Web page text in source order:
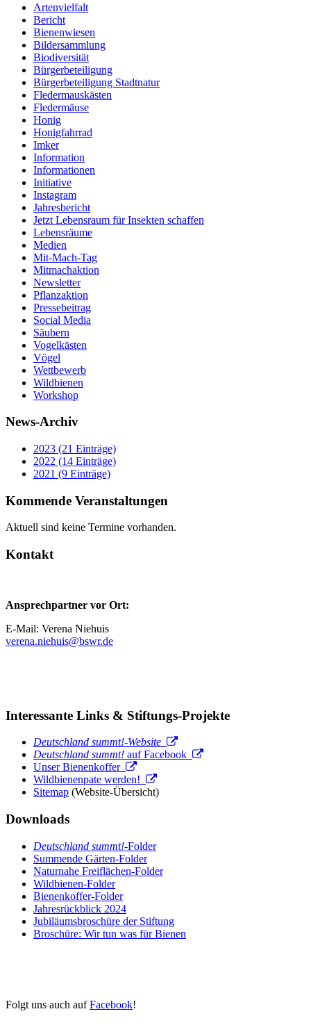
Artenvielfalt
Bericht
Bienenwiesen
Bildersammlung
Biodiversität
Bürgerbeteiligung
Bürgerbeteiligung Stadtnatur
Fledermauskästen
Fledermäuse
Honig
Honigfahrrad
Imker
Information
Informationen
Initiative
Instagram
Jahresbericht
Jetzt Lebensraum für Insekten schaffen
Lebensräume
Medien
Mit-Mach-Tag
Mitmachaktion
Newsletter
Pflanzaktion
Pressebeitrag
Social Media
Säubern
Vogelkästen
Vögel
Wettbewerb
Wildbienen
Workshop
News-Archiv
2023 (21 Einträge)
2022 (14 Einträge)
2021 (9 Einträge)
Kommende Veranstaltungen
Aktuell sind keine Termine vorhanden.
Kontakt
Ansprechpartner vor Ort:
E-Mail: Verena Niehuis
verena.niehuis@bswr.de
Interessante Links & Stiftungs-Projekte
Deutschland summt!-Website
Deutschland summt! auf Facebook
Unser Bienenkoffer
Wildbienenpate werden!
Sitemap (Website-Übersicht)
Downloads
Deutschland summt!-Folder
Summende Gärten-Folder
Naturnahe Freiflächen-Folder
Wildbienen-Folder
Bienenkoffer-Folder
Jahresrückblick 2024
Jubiläumsbroschüre der Stiftung
Broschüre: Wir tun was für Bienen
Folgt uns auch aufFacebook!